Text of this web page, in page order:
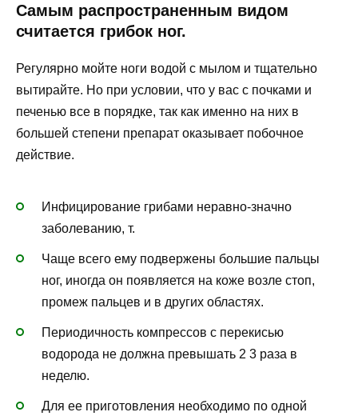
Самым распространенным видом
считается грибок ног.
Регулярно мойте ноги водой с мылом и тщательно
вытирайте. Но при условии, что у вас с почками и
печенью все в порядке, так как именно на них в
большей степени препарат оказывает побочное
действие.
Инфицирование грибами неравно-значно
заболеванию, т.
Чаще всего ему подвержены большие пальцы
ног, иногда он появляется на коже возле стоп,
промеж пальцев и в других областях.
Периодичность компрессов с перекисью
водорода не должна превышать 2 3 раза в
неделю.
Для ее приготовления необходимо по одной